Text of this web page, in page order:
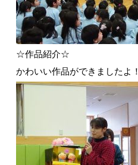
☆作品紹介☆
かわいい作品ができましたよ！